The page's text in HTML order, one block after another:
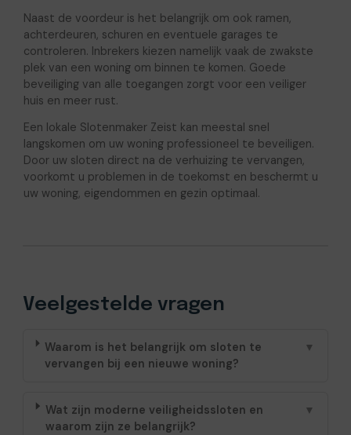
Naast de voordeur is het belangrijk om ook ramen,
achterdeuren, schuren en eventuele garages te
controleren. Inbrekers kiezen namelijk vaak de zwakste
plek van een woning om binnen te komen. Goede
beveiliging van alle toegangen zorgt voor een veiliger
huis en meer rust.
Een lokale Slotenmaker Zeist kan meestal snel
langskomen om uw woning professioneel te beveiligen.
Door uw sloten direct na de verhuizing te vervangen,
voorkomt u problemen in de toekomst en beschermt u
uw woning, eigendommen en gezin optimaal.
Veelgestelde vragen
Waarom is het belangrijk om sloten te
vervangen bij een nieuwe woning?
▼
Wat zijn moderne veiligheidssloten en
waarom zijn ze belangrijk?
▼